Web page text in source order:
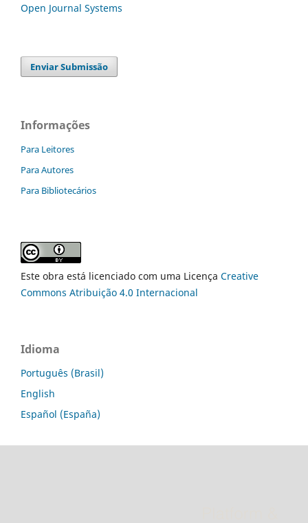
Open Journal Systems
Enviar Submissão
Informações
Para Leitores
Para Autores
Para Bibliotecários
Este obra está licenciado com uma Licença Creative
Commons Atribuição 4.0 Internacional
Idioma
Português (Brasil)
English
Español (España)